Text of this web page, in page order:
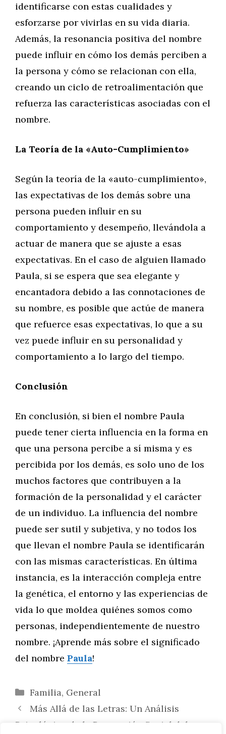
identificarse con estas cualidades y
esforzarse por vivirlas en su vida diaria.
Además, la resonancia positiva del nombre
puede influir en cómo los demás perciben a
la persona y cómo se relacionan con ella,
creando un ciclo de retroalimentación que
refuerza las características asociadas con el
nombre.
La Teoría de la «Auto-Cumplimiento»
Según la teoría de la «auto-cumplimiento»,
las expectativas de los demás sobre una
persona pueden influir en su
comportamiento y desempeño, llevándola a
actuar de manera que se ajuste a esas
expectativas. En el caso de alguien llamado
Paula, si se espera que sea elegante y
encantadora debido a las connotaciones de
su nombre, es posible que actúe de manera
que refuerce esas expectativas, lo que a su
vez puede influir en su personalidad y
comportamiento a lo largo del tiempo.
Conclusión
En conclusión, si bien el nombre Paula
puede tener cierta influencia en la forma en
que una persona percibe a sí misma y es
percibida por los demás, es solo uno de los
muchos factores que contribuyen a la
formación de la personalidad y el carácter
de un individuo. La influencia del nombre
puede ser sutil y subjetiva, y no todos los
que llevan el nombre Paula se identificarán
con las mismas características. En última
instancia, es la interacción compleja entre
la genética, el entorno y las experiencias de
vida lo que moldea quiénes somos como
personas, independientemente de nuestro
nombre. ¡Aprende más sobre el significado
del nombre Paula!
Categorías
Familia, General
Más Allá de las Letras: Un Análisis
Psicológico de la Percepción Social del